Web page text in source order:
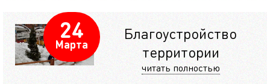
24
Марта
Благоустройство
территории
читать полностью